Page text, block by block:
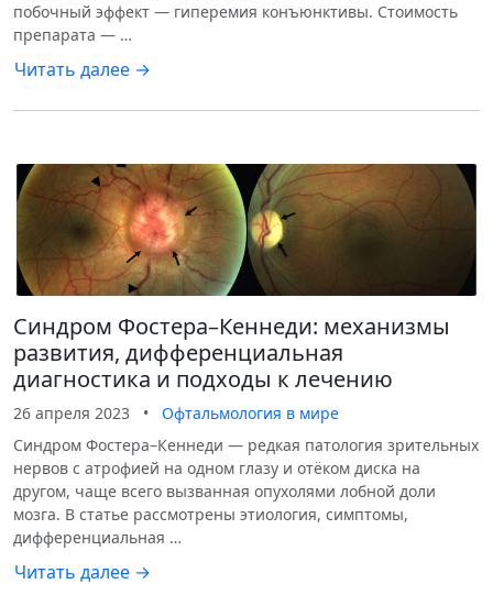
побочный эффект — гиперемия конъюнктивы. Стоимость
препарата — …
Читать далее →
Синдром Фостера–Кеннеди: механизмы
развития, дифференциальная
диагностика и подходы к лечению
26 апреля 2023 •
Офтальмология в мире
Синдром Фостера–Кеннеди — редкая патология зрительных
нервов с атрофией на одном глазу и отёком диска на
другом, чаще всего вызванная опухолями лобной доли
мозга. В статье рассмотрены этиология, симптомы,
дифференциальная …
Читать далее →